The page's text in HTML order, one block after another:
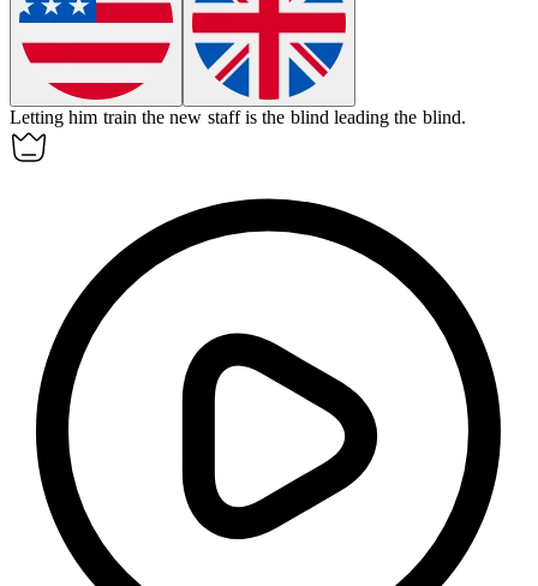
Letting him train the new staff is the blind leading the blind.